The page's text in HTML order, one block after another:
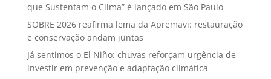
que Sustentam o Clima” é lançado em São Paulo
SOBRE 2026 reafirma lema da Apremavi: restauração
e conservação andam juntas
Já sentimos o El Niño: chuvas reforçam urgência de
investir em prevenção e adaptação climática